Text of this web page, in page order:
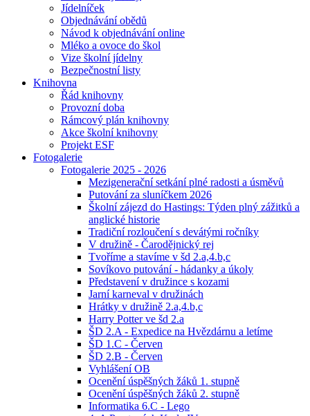
Jídelníček
Objednávání obědů
Návod k objednávání online
Mléko a ovoce do škol
Vize školní jídelny
Bezpečnostní listy
Knihovna
Řád knihovny
Provozní doba
Rámcový plán knihovny
Akce školní knihovny
Projekt ESF
Fotogalerie
Fotogalerie 2025 - 2026
Mezigenerační setkání plné radosti a úsměvů
Putování za sluníčkem 2026
Školní zájezd do Hastings: Týden plný zážitků a
anglické historie
Tradiční rozloučení s devátými ročníky
V družině - Čarodějnický rej
Tvoříme a stavíme v šd 2.a,4.b,c
Sovíkovo putování - hádanky a úkoly
Představení v družince s kozami
Jarní karneval v družinách
Hrátky v družině 2.a,4.b,c
Harry Potter ve šd 2.a
ŠD 2.A - Expedice na Hvězdárnu a letíme
ŠD 1.C - Červen
ŠD 2.B - Červen
Vyhlášení OB
Ocenění úspěšných žáků 1. stupně
Ocenění úspěšných žáků 2. stupně
Informatika 6.C - Lego